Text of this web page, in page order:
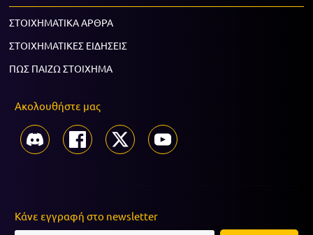
ΣΤΟΙΧΗΜΑΤΙΚΑ ΑΡΘΡΑ
ΣΤΟΙΧΗΜΑΤΙΚΕΣ ΕΙΔΗΣΕΙΣ
ΠΩΣ ΠΑΙΖΩ ΣΤΟΙΧΗΜΑ
Ακολουθήστε μας
Κάνε εγγραφή στο newsletter